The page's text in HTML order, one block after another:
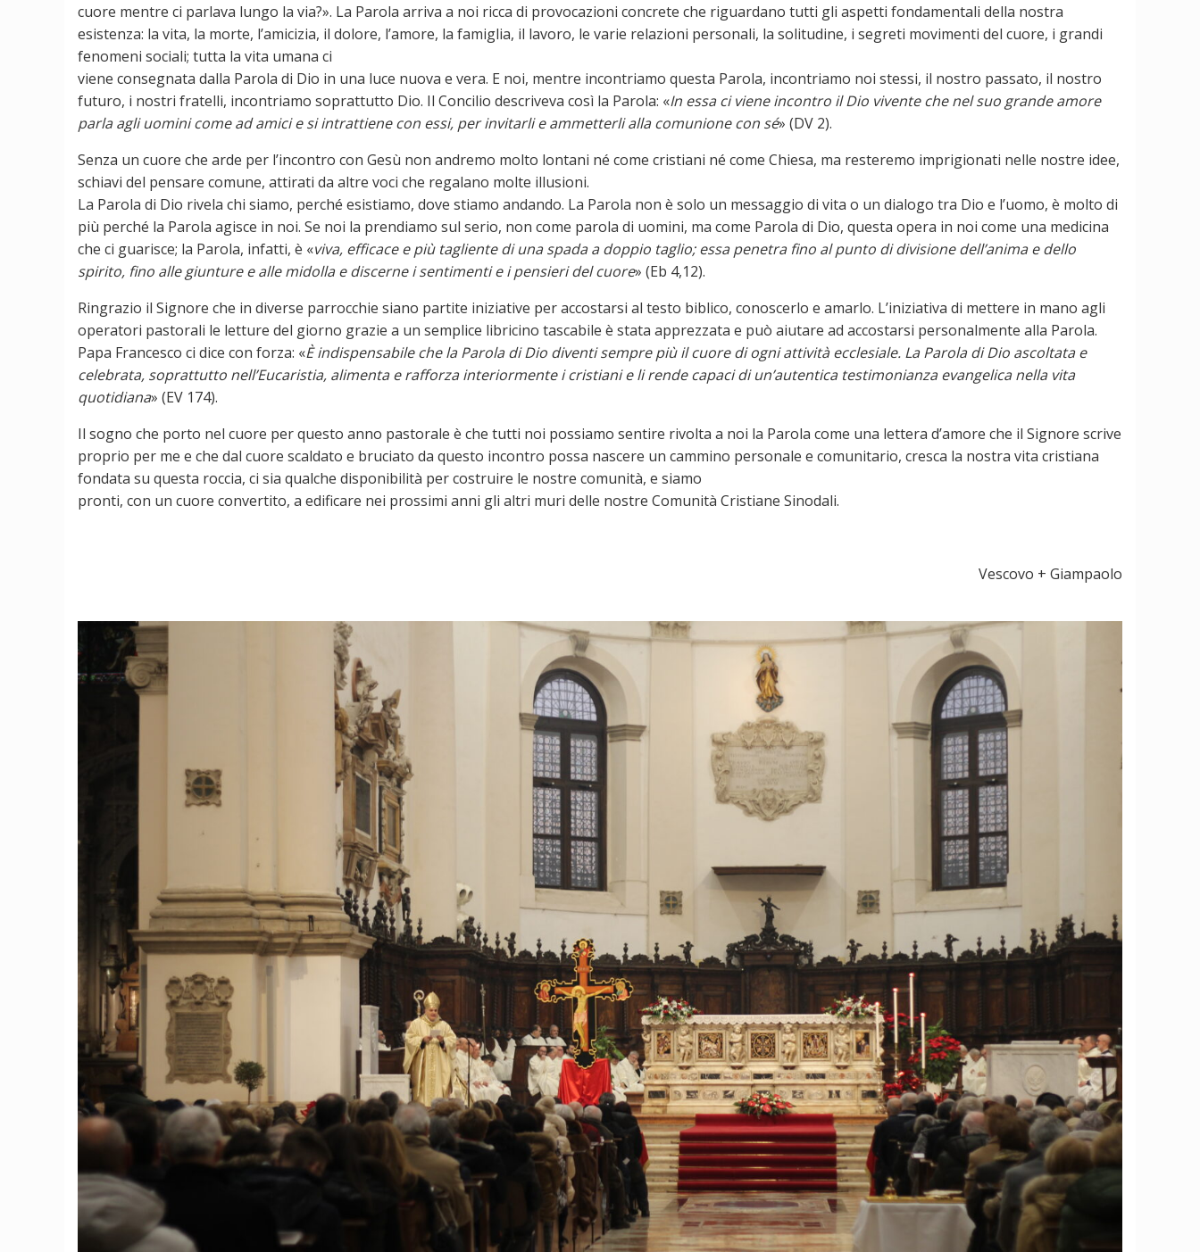
cuore mentre ci parlava lungo la via?». La Parola arriva a noi ricca di provocazioni concrete che riguardano tutti gli aspetti fondamentali della nostra
esistenza: la vita, la morte, l’amicizia, il dolore, l’amore, la famiglia, il lavoro, le varie relazioni personali, la solitudine, i segreti movimenti del cuore, i grandi
fenomeni sociali; tutta la vita umana ci
viene consegnata dalla Parola di Dio in una luce nuova e vera. E noi, mentre incontriamo questa Parola, incontriamo noi stessi, il nostro passato, il nostro
futuro, i nostri fratelli, incontriamo soprattutto Dio. Il Concilio descriveva così la Parola: «In essa ci viene incontro il Dio vivente che nel suo grande amore
parla agli uomini come ad amici e si intrattiene con essi, per invitarli e ammetterli alla comunione con sé» (DV 2).
Senza un cuore che arde per l’incontro con Gesù non andremo molto lontani né come cristiani né come Chiesa, ma resteremo imprigionati nelle nostre idee,
schiavi del pensare comune, attirati da altre voci che regalano molte illusioni.
La Parola di Dio rivela chi siamo, perché esistiamo, dove stiamo andando. La Parola non è solo un messaggio di vita o un dialogo tra Dio e l’uomo, è molto di
più perché la Parola agisce in noi. Se noi la prendiamo sul serio, non come parola di uomini, ma come Parola di Dio, questa opera in noi come una medicina
che ci guarisce; la Parola, infatti, è «viva, efficace e più tagliente di una spada a doppio taglio; essa penetra fino al punto di divisione dell’anima e dello
spirito, fino alle giunture e alle midolla e discerne i sentimenti e i pensieri del cuore» (Eb 4,12).
Ringrazio il Signore che in diverse parrocchie siano partite iniziative per accostarsi al testo biblico, conoscerlo e amarlo. L’iniziativa di mettere in mano agli
operatori pastorali le letture del giorno grazie a un semplice libricino tascabile è stata apprezzata e può aiutare ad accostarsi personalmente alla Parola.
Papa Francesco ci dice con forza: «È indispensabile che la Parola di Dio diventi sempre più il cuore di ogni attività ecclesiale. La Parola di Dio ascoltata e
celebrata, soprattutto nell’Eucaristia, alimenta e rafforza interiormente i cristiani e li rende capaci di un’autentica testimonianza evangelica nella vita
quotidiana» (EV 174).
Il sogno che porto nel cuore per questo anno pastorale è che tutti noi possiamo sentire rivolta a noi la Parola come una lettera d’amore che il Signore scrive
proprio per me e che dal cuore scaldato e bruciato da questo incontro possa nascere un cammino personale e comunitario, cresca la nostra vita cristiana
fondata su questa roccia, ci sia qualche disponibilità per costruire le nostre comunità, e siamo
pronti, con un cuore convertito, a edificare nei prossimi anni gli altri muri delle nostre Comunità Cristiane Sinodali.
Vescovo + Giampaolo